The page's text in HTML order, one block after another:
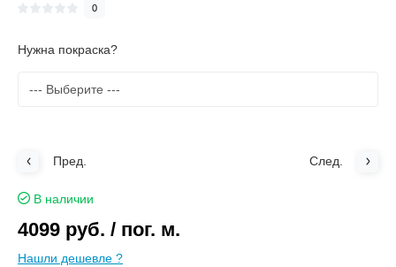
0
Нужна покраска?
Пред. След.
В наличии
4099 руб. / пог. м.
Нашли дешевле ?